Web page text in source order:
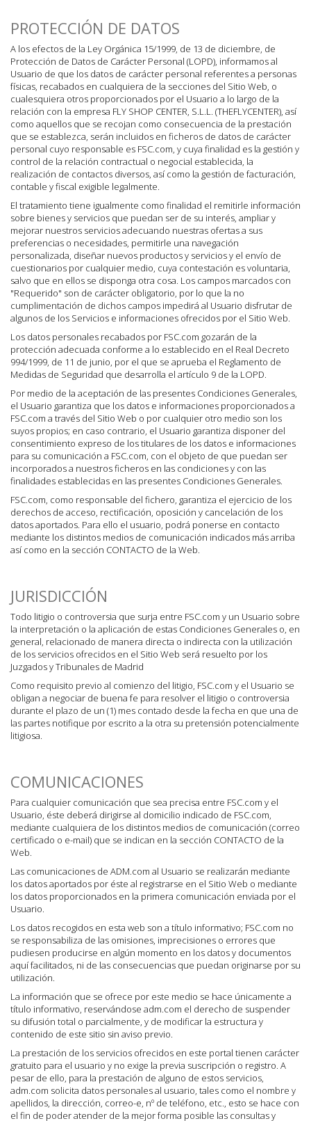
PROTECCIÓN DE DATOS
A los efectos de la Ley Orgánica 15/1999, de 13 de diciembre, de
Protección de Datos de Carácter Personal (LOPD), informamos al
Usuario de que los datos de carácter personal referentes a personas
físicas, recabados en cualquiera de la secciones del Sitio Web, o
cualesquiera otros proporcionados por el Usuario a lo largo de la
relación con la empresa FLY SHOP CENTER, S.L.L. (THEFLYCENTER), así
como aquellos que se recojan como consecuencia de la prestación
que se establezca, serán incluidos en ficheros de datos de carácter
personal cuyo responsable es FSC.com, y cuya finalidad es la gestión y
control de la relación contractual o negocial establecida, la
realización de contactos diversos, así como la gestión de facturación,
contable y fiscal exigible legalmente.
El tratamiento tiene igualmente como finalidad el remitirle información
sobre bienes y servicios que puedan ser de su interés, ampliar y
mejorar nuestros servicios adecuando nuestras ofertas a sus
preferencias o necesidades, permitirle una navegación
personalizada, diseñar nuevos productos y servicios y el envío de
cuestionarios por cualquier medio, cuya contestación es voluntaria,
salvo que en ellos se disponga otra cosa. Los campos marcados con
"Requerido" son de carácter obligatorio, por lo que la no
cumplimentación de dichos campos impedirá al Usuario disfrutar de
algunos de los Servicios e informaciones ofrecidos por el Sitio Web.
Los datos personales recabados por FSC.com gozarán de la
protección adecuada conforme a lo establecido en el Real Decreto
994/1999, de 11 de junio, por el que se aprueba el Reglamento de
Medidas de Seguridad que desarrolla el artículo 9 de la LOPD.
Por medio de la aceptación de las presentes Condiciones Generales,
el Usuario garantiza que los datos e informaciones proporcionados a
FSC.com a través del Sitio Web o por cualquier otro medio son los
suyos propios; en caso contrario, el Usuario garantiza disponer del
consentimiento expreso de los titulares de los datos e informaciones
para su comunicación a FSC.com, con el objeto de que puedan ser
incorporados a nuestros ficheros en las condiciones y con las
finalidades establecidas en las presentes Condiciones Generales.
FSC.com, como responsable del fichero, garantiza el ejercicio de los
derechos de acceso, rectificación, oposición y cancelación de los
datos aportados. Para ello el usuario, podrá ponerse en contacto
mediante los distintos medios de comunicación indicados más arriba
así como en la sección CONTACTO de la Web.
JURISDICCIÓN
Todo litigio o controversia que surja entre FSC.com y un Usuario sobre
la interpretación o la aplicación de estas Condiciones Generales o, en
general, relacionado de manera directa o indirecta con la utilización
de los servicios ofrecidos en el Sitio Web será resuelto por los
Juzgados y Tribunales de Madrid
Como requisito previo al comienzo del litigio, FSC.com y el Usuario se
obligan a negociar de buena fe para resolver el litigio o controversia
durante el plazo de un (1) mes contado desde la fecha en que una de
las partes notifique por escrito a la otra su pretensión potencialmente
litigiosa.
COMUNICACIONES
Para cualquier comunicación que sea precisa entre FSC.com y el
Usuario, éste deberá dirigirse al domicilio indicado de FSC.com,
mediante cualquiera de los distintos medios de comunicación (correo
certificado o e-mail) que se indican en la sección CONTACTO de la
Web.
Las comunicaciones de ADM.com al Usuario se realizarán mediante
los datos aportados por éste al registrarse en el Sitio Web o mediante
los datos proporcionados en la primera comunicación enviada por el
Usuario.
Los datos recogidos en esta web son a título informativo; FSC.com no
se responsabiliza de las omisiones, imprecisiones o errores que
pudiesen producirse en algún momento en los datos y documentos
aquí facilitados, ni de las consecuencias que puedan originarse por su
utilización.
La información que se ofrece por este medio se hace únicamente a
título informativo, reservándose adm.com el derecho de suspender
su difusión total o parcialmente, y de modificar la estructura y
contenido de este sitio sin aviso previo.
La prestación de los servicios ofrecidos en este portal tienen carácter
gratuito para el usuario y no exige la previa suscripción o registro. A
pesar de ello, para la prestación de alguno de estos servicios,
adm.com solicita datos personales al usuario, tales como el nombre y
apellidos, la dirección, correo-e, nº de teléfono, etc., esto se hace con
el fin de poder atender de la mejor forma posible las consultas y